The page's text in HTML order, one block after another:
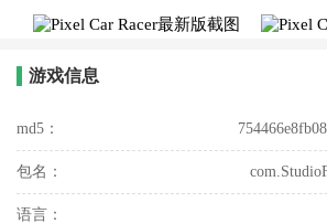
游戏信息
md5：
包名：
语言：